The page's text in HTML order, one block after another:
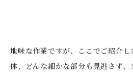
地味な作業ですが、ここでご紹介
体、どんな細かな部分も見逃さず